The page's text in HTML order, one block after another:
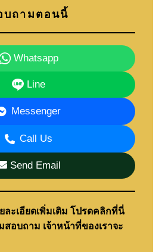
บถามตอนนี้
Whatsapp
Line
Messenger
Call Us
Send Email
ะเอียดเพิ่มเติม โปรดคลิกที่นี่
อบถาม เจ้าหน้าที่ของเราจะ